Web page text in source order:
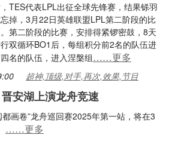
TES代表LPL出征全球先锋赛，结果铩羽
掉，3月22日英雄联盟LPL第二阶段的比
第二阶段的比赛，安排得紧锣密鼓，8天
双循环BO1后，每组积分前2名的队伍进
名的队伍，进入涅槃组……更多
超神,顶级,对手,再次,效果,节目
安湖上演龙舟竞速
画卷”龙舟巡回赛2025年第一站，将在3
……更多